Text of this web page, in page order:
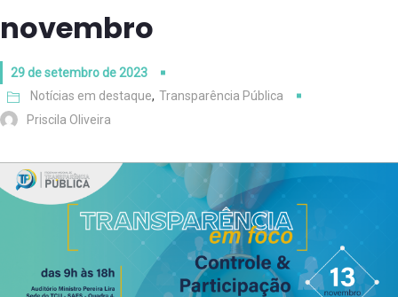
novembro
29 de setembro de 2023
Notícias em destaque, Transparência Pública
Priscila Oliveira